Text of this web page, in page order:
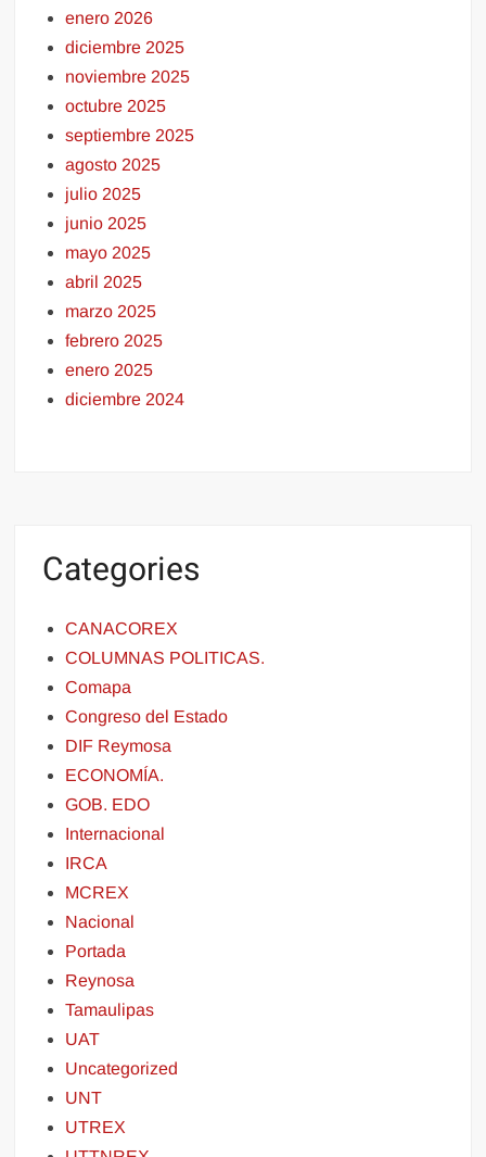
enero 2026
diciembre 2025
noviembre 2025
octubre 2025
septiembre 2025
agosto 2025
julio 2025
junio 2025
mayo 2025
abril 2025
marzo 2025
febrero 2025
enero 2025
diciembre 2024
Categories
CANACOREX
COLUMNAS POLITICAS.
Comapa
Congreso del Estado
DIF Reymosa
ECONOMÍA.
GOB. EDO
Internacional
IRCA
MCREX
Nacional
Portada
Reynosa
Tamaulipas
UAT
Uncategorized
UNT
UTREX